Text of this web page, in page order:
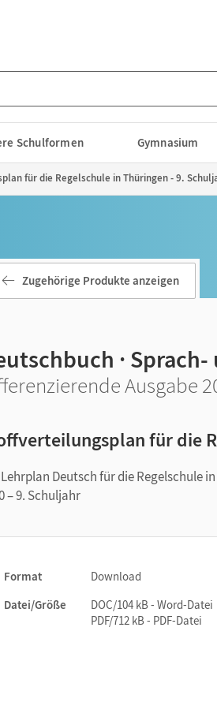
Schulformen Gymnasium
für die Regelschule in Thüringen - 9.
Zugehörige Produkte anzeigen
·
Ausgabe
für die
Deutsch für die Regelschule
– 9. Schuljahr
Format
Download
Datei/Größe
DOC/104 kB - Word-Datei
PDF/712 kB - PDF-Datei